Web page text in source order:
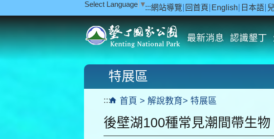
:::網站導覽 回首頁 English 日本語
Select Language ▼
最新消息 認識墾丁
::: 首頁 解說教育 特展區
特展區
後壁湖100種常見潮間帶生物